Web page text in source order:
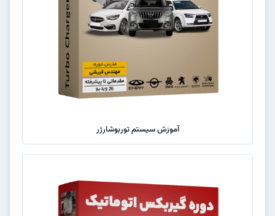
آموزش سیستم توربوشارژر